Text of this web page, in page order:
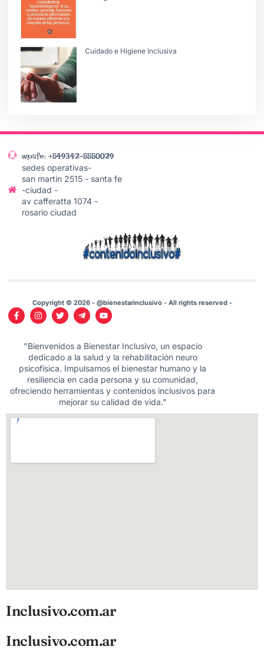
Cuidado e Higiene Inclusiva
wpsfe: +549342-5550029
sedes operativas-
san martin 2515 - santa fe
-ciudad -
av cafferatta 1074 -
rosario ciudad
Copyright © 2026 - @bienestarinclusivo - All rights reserved -
"Bienvenidos a Bienestar Inclusivo, un espacio
dedicado a la salud y la rehabilitación neuro
psicofísica. Impulsamos el bienestar humano y la
resiliencia en cada persona y su comunidad,
ofreciendo herramientas y contenidos inclusivos para
mejorar su calidad de vida."
Inclusivo.com.ar
Inclusivo.com.ar